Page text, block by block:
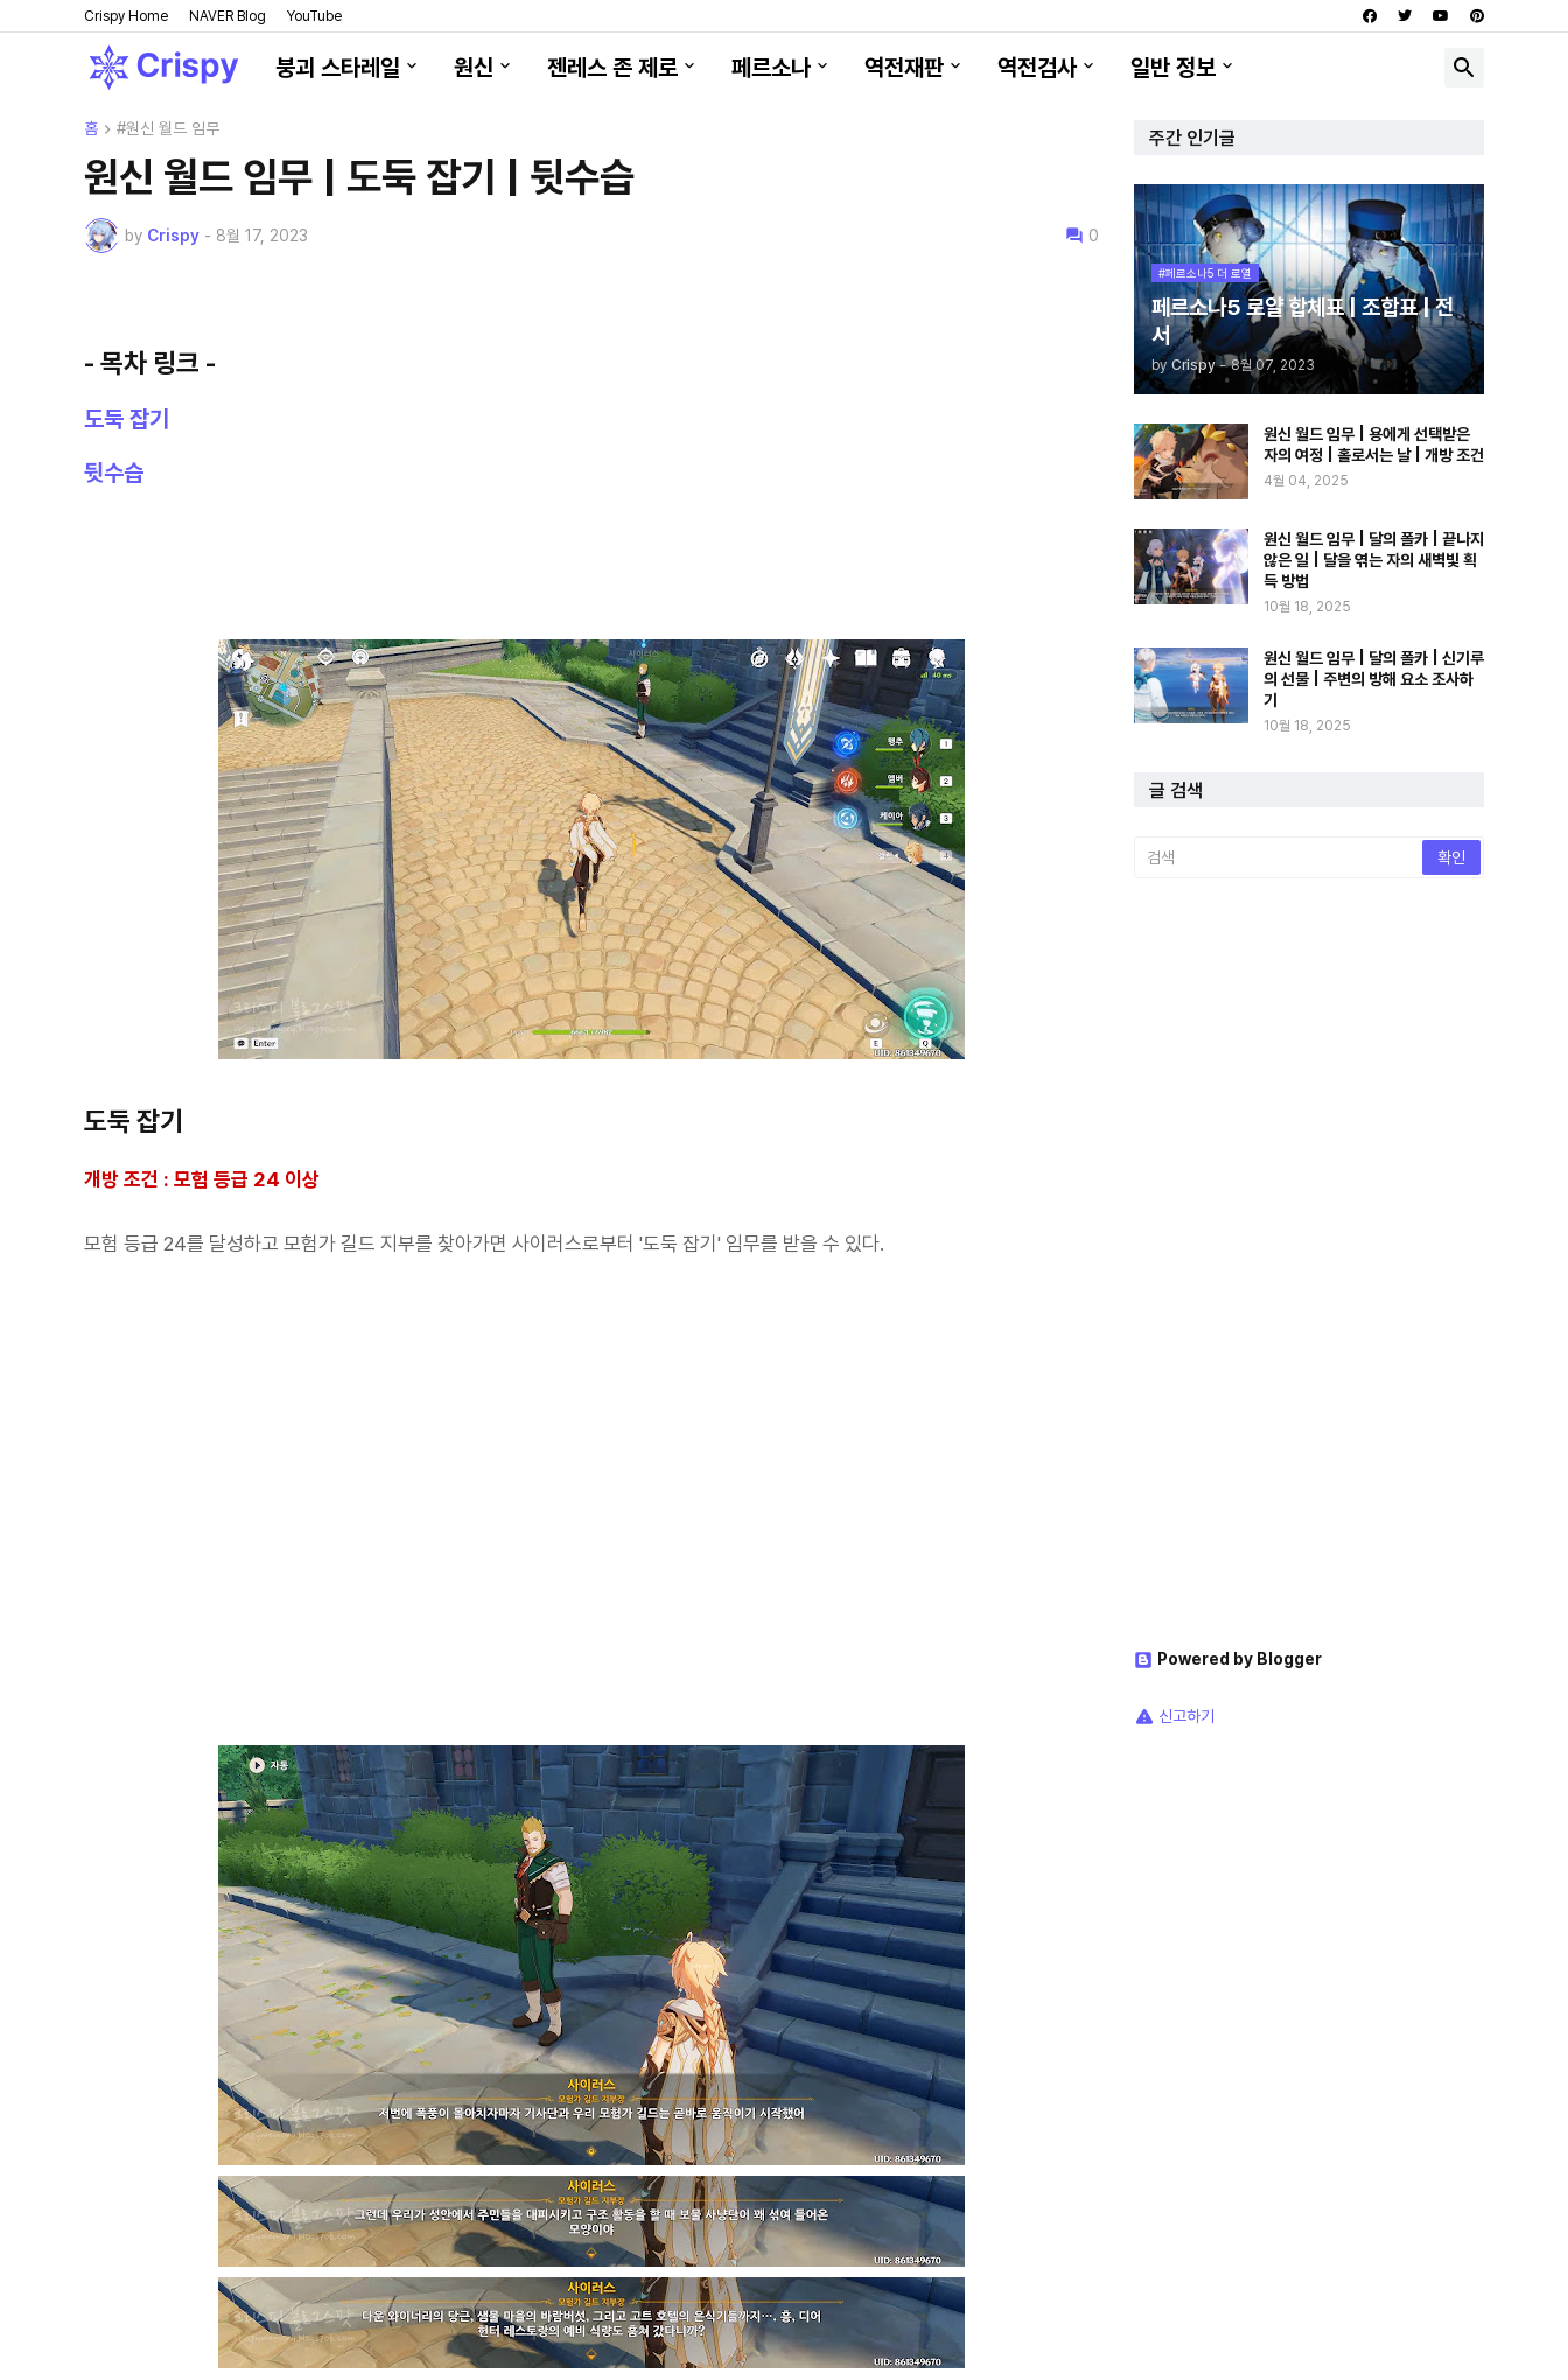
Crispy Home NAVER Blog YouTube
붕괴 스타레일 원신 젠레스 존 제로 페르소나 역전재판 역전검사 일반 정보
홈 #원신 월드 임무
원신 월드 임무 | 도둑 잡기 | 뒷수습
by Crispy - 8월 17, 2023 0
- 목차 링크 -
도둑 잡기
뒷수습
도둑 잡기
개방 조건 : 모험 등급 24 이상
모험 등급 24를 달성하고 모험가 길드 지부를 찾아가면 사이러스로부터 '도둑 잡기' 임무를 받을 수 있다.
주간 인기글
#페르소나5 더 로열
페르소나5 로얄 합체표 | 조합표 | 전
서
by Crispy - 8월 07, 2023
원신 월드 임무 | 용에게 선택받은
자의 여정 | 홀로서는 날 | 개방 조건
4월 04, 2025
원신 월드 임무 | 달의 폴카 | 끝나지
않은 일 | 달을 엮는 자의 새벽빛 획
득 방법
10월 18, 2025
원신 월드 임무 | 달의 폴카 | 신기루
의 선물 | 주변의 방해 요소 조사하
기
10월 18, 2025
글 검색
Powered by Blogger
신고하기